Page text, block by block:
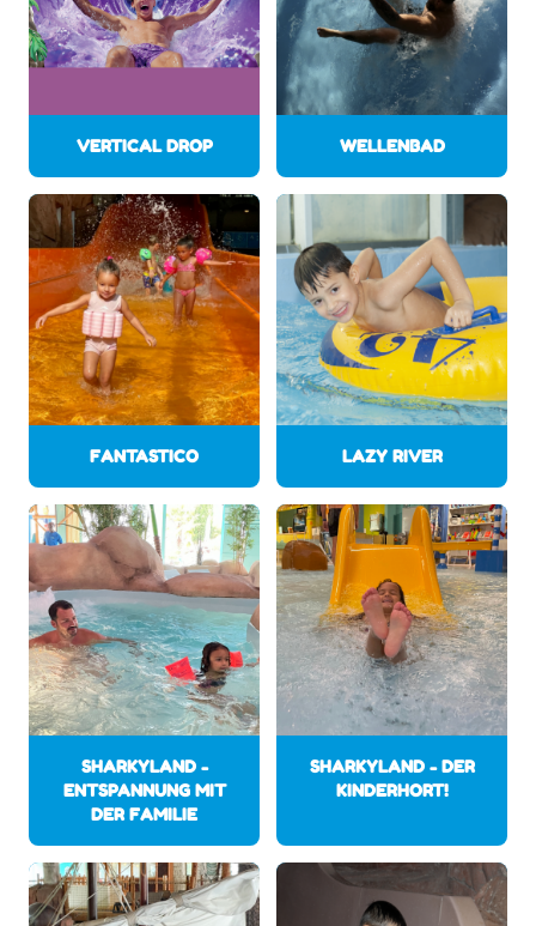
VERTICAL DROP WELLENBAD
FANTASTICO LAZY RIVER
SHARKYLAND -
ENTSPANNUNG MIT
DER FAMILIE
SHARKYLAND - DER
KINDERHORT!